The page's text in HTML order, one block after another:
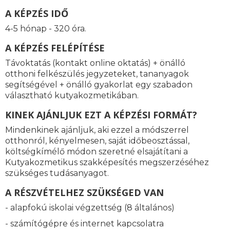
A KÉPZÉS IDŐ
4-5 hónap - 320 óra.
A KÉPZÉS FELÉPÍTÉSE
Távoktatás (kontakt online oktatás) + önálló
otthoni felkészülés jegyzeteket, tananyagok
segítségével + önálló gyakorlat egy szabadon
választható kutyakozmetikában.
KINEK AJÁNLJUK EZT A KÉPZÉSI FORMÁT?
Mindenkinek ajánljuk, aki ezzel a módszerrel
otthonról, kényelmesen, saját időbeosztással,
költségkímélő módon szeretné elsajátítani a
Kutyakozmetikus szakképesítés megszerzéséhez
szükséges tudásanyagot.
A RÉSZVÉTELHEZ SZÜKSÉGED VAN
- alapfokú iskolai végzettség (8 általános)
- számítógépre és internet kapcsolatra